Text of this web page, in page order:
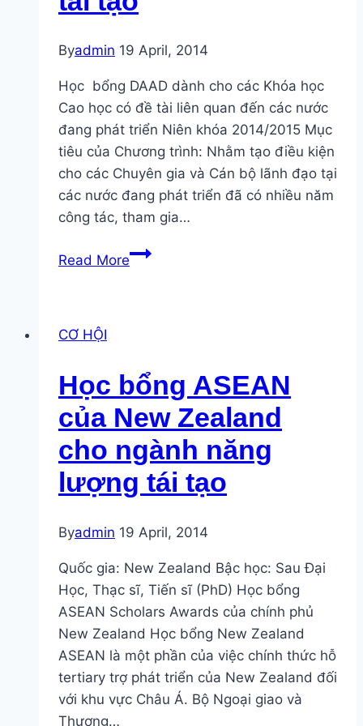
Byadmin 19 April, 2014
Học bổng DAAD dành cho các Khóa học
Cao học có đề tài liên quan đến các nước
đang phát triển Niên khóa 2014/2015 Mục
tiêu của Chương trình: Nhằm tạo điều kiện
cho các Chuyên gia và Cán bộ lãnh đạo tại
các nước đang phát triển đã có nhiều năm
công tác, tham gia…
Read MoreHọc
Đức
cho
ngành
năng
lượng
tái
CƠ HỘI
Học bổng ASEAN
của New Zealand
cho ngành năng
lượng tái tạo
Byadmin 19 April, 2014
Quốc gia: New Zealand Bậc học: Sau Đại
Học, Thạc sĩ, Tiến sĩ (PhD) Học bổng
ASEAN Scholars Awards của chính phủ
New Zealand Học bổng New Zealand
ASEAN là một phần của việc chính thức hỗ
tertiary trợ phát triển của New Zealand đối
với khu vực Châu Á. Bộ Ngoại giao và
Thương…